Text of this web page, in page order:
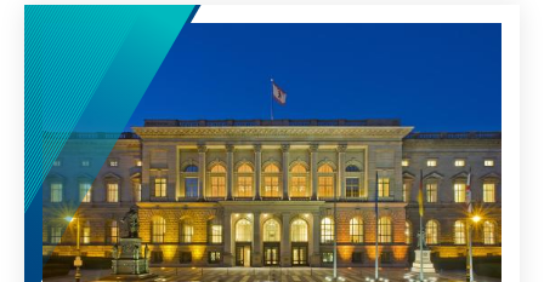
Analyse repräsentativer Umfragedaten und
qualitativer Tiefeninterviews gibt Aufschluss